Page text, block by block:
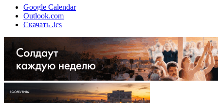
Google Calendar
Outlook.com
Скачать .ics